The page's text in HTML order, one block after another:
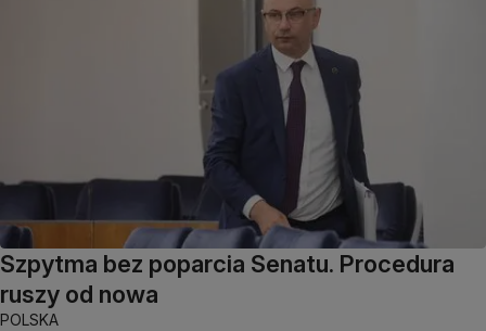
Szpytma bez poparcia Senatu. Procedura
ruszy od nowa
POLSKA